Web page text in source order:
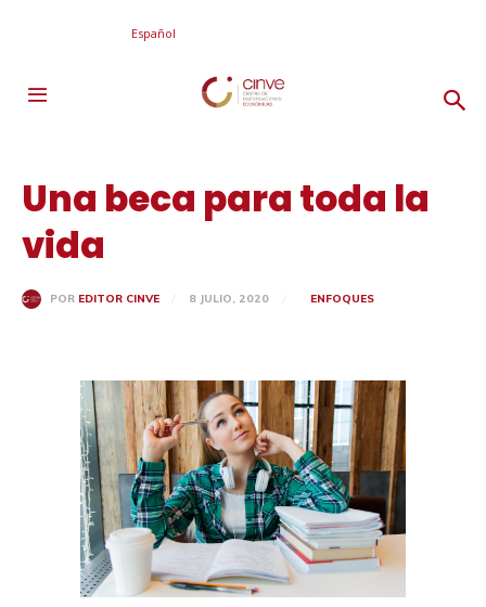
Español
Una beca para toda la
vida
POR EDITOR CINVE 8 JULIO, 2020 ENFOQUES